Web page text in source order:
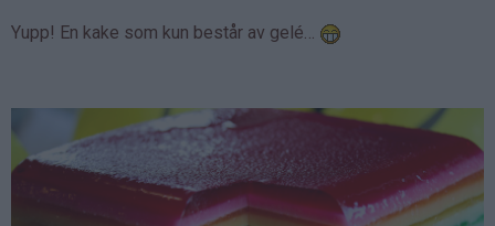
Yupp! En kake som kun består av gelé…